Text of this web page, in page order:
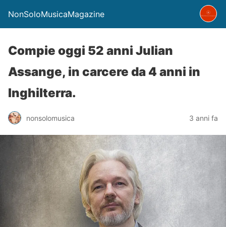
NonSoloMusicaMagazine
Compie oggi 52 anni Julian
Assange, in carcere da 4 anni in
Inghilterra.
nonsolomusica 3 anni fa